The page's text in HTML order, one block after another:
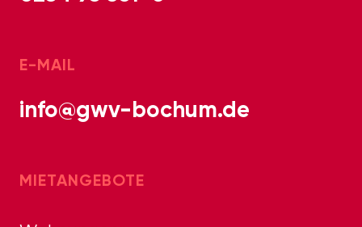
E-MAIL
info@gwv-bochum.de
MIETANGEBOTE